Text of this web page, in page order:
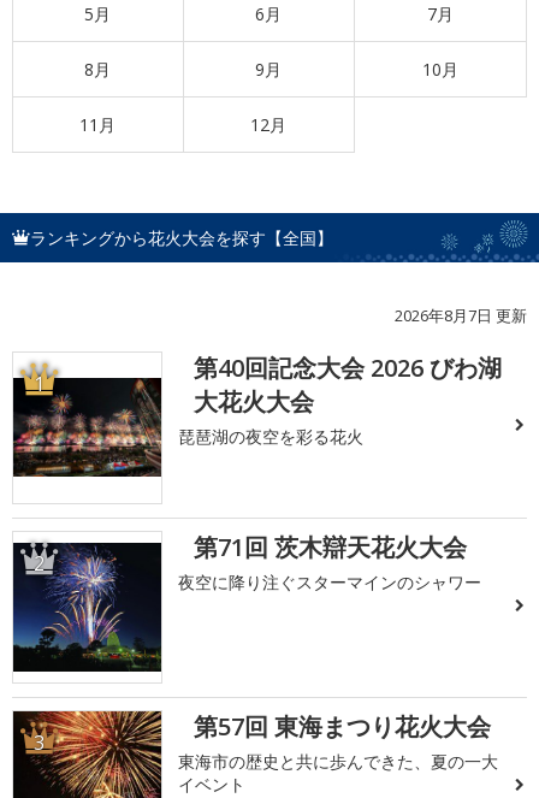
5月 6月 7月
8月 9月 10月
11月 12月
ランキングから花火大会を探す【全国】
2026年8月7日 更新
1
第40回記念大会 2026 びわ湖
大花火大会
琵琶湖の夜空を彩る花火
2 第71回 茨木辯天花火大会
夜空に降り注ぐスターマインのシャワー
3 第57回 東海まつり花火大会
東海市の歴史と共に歩んできた、夏の一大
イベント